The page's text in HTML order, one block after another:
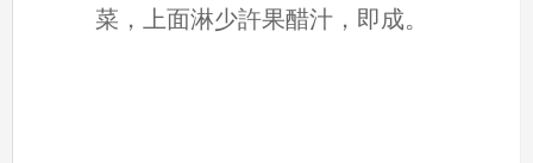
菜，上面淋少許果醋汁，即成。